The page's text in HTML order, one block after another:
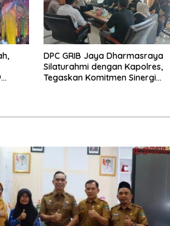
DPC GRIB Jaya Dharmasraya
Silaturahmi dengan Kapolres,
Tegaskan Komitmen Sinergi